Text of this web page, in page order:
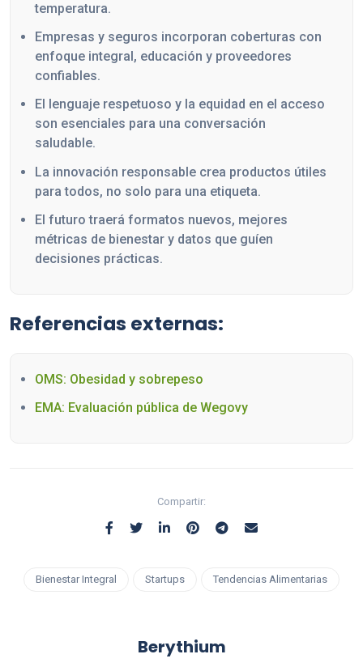
temperatura.
Empresas y seguros incorporan coberturas con
enfoque integral, educación y proveedores
confiables.
El lenguaje respetuoso y la equidad en el acceso
son esenciales para una conversación
saludable.
La innovación responsable crea productos útiles
para todos, no solo para una etiqueta.
El futuro traerá formatos nuevos, mejores
métricas de bienestar y datos que guíen
decisiones prácticas.
Referencias externas:
OMS: Obesidad y sobrepeso
EMA: Evaluación pública de Wegovy
Compartir:
Bienestar Integral Startups Tendencias Alimentarias
Berythium